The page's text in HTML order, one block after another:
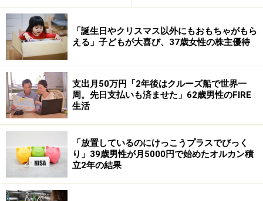
「外食や買い物に行かない。本は図書館で
借りる」
年金で足りない支出については「仕事で稼いだ7万円」
で賄っているという投稿者。
年金以外に「週3回の子ども対象の絵画教室」の収入が
あるほか、 以前は「絵画教室以外の日はベビーシッター
をしていた」そうですが、コロナ禍がきっかけでそちら
は辞めてしまったとのこと。
また年金生活においては「要らないものや本などをメル
カリで販売。外食や買い物に行かない。本は図書館で借
「誕生日やクリスマス以外にもおもちゃがもら
える」子どもが大喜び、37歳女性の株主優待
支出月50万円「2年後はクルーズ船で世界一
周。先日支払いも済ませた」62歳男性のFIRE
生活
「放置しているのにけっこうプラスでびっく
り」39歳男性が月5000円で始めたオルカン積
立2年の結果